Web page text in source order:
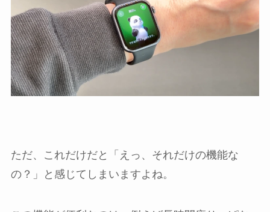
ただ、これだけだと「えっ、それだけの機能な
の？」と感じてしまいますよね。